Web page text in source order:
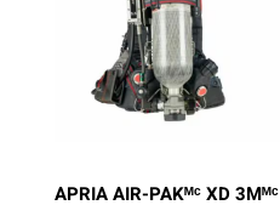
APRIA AIR-PAKᴹᶜ XD ​3Mᴹᶜ